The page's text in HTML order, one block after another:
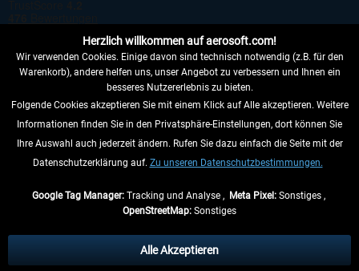
VERTRAG WIDERRUFEN
INFORMATIONEN
anders beschrieben.
** Gilt für Lieferungen innerhalb Deutschlands, Lieferzeiten für andere Länder
Herzlich willkommen auf aerosoft.com!
Wir verwenden Cookies. Einige davon sind technisch notwendig (z.B. für den
Warenkorb), andere helfen uns, unser Angebot zu verbessern und Ihnen ein
besseres Nutzererlebnis zu bieten.
Folgende Cookies akzeptieren Sie mit einem Klick auf Alle akzeptieren. Weitere
Informationen finden Sie in den Privatsphäre-Einstellungen, dort können Sie
Ihre Auswahl auch jederzeit ändern. Rufen Sie dazu einfach die Seite mit der
Datenschutzerklärung auf. Zu unseren Datenschutzbestimmungen.
Google Tag Manager:Tracking und Analyse , Meta Pixel:Sonstiges ,
OpenStreetMap: Sonstiges
Alle Akzeptieren